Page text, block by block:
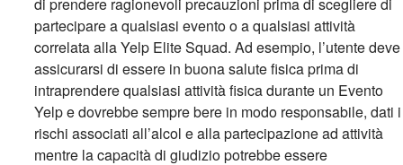
partecipare a qualsiasi evento o a qualsiasi attività
correlata alla Yelp Elite Squad. Ad esempio, l’utente deve
assicurarsi di essere in buona salute fisica prima di
intraprendere qualsiasi attività fisica durante un Evento
Yelp e dovrebbe sempre bere in modo responsabile, dati i
rischi associati all’alcol e alla partecipazione ad attività
mentre la capacità di giudizio potrebbe essere